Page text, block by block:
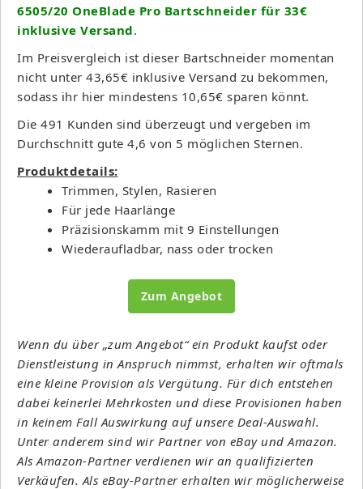
6505/20 OneBlade Pro Bartschneider für 33€
inklusive Versand.
Im Preisvergleich ist dieser Bartschneider momentan
nicht unter 43,65€ inklusive Versand zu bekommen,
sodass ihr hier mindestens 10,65€ sparen könnt.
Die 491 Kunden sind überzeugt und vergeben im
Durchschnitt gute 4,6 von 5 möglichen Sternen.
Produktdetails:
Trimmen, Stylen, Rasieren
Für jede Haarlänge
Präzisionskamm mit 9 Einstellungen
Wiederaufladbar, nass oder trocken
Zum Angebot
Wenn du über „zum Angebot“ ein Produkt kaufst oder
Dienstleistung in Anspruch nimmst, erhalten wir oftmals
eine kleine Provision als Vergütung. Für dich entstehen
dabei keinerlei Mehrkosten und diese Provisionen haben
in keinem Fall Auswirkung auf unsere Deal-Auswahl.
Unter anderem sind wir Partner von eBay und Amazon.
Als Amazon-Partner verdienen wir an qualifizierten
Verkäufen. Als eBay-Partner erhalten wir möglicherweise